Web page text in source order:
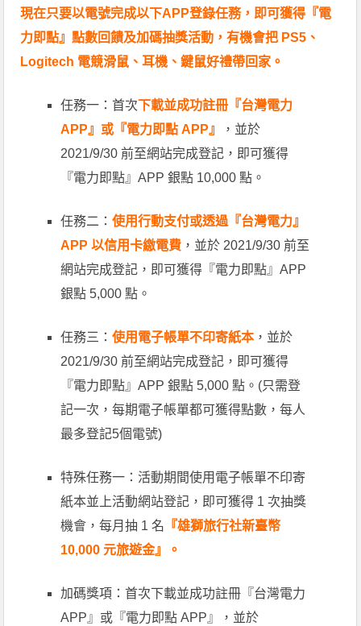
現在只要以電號完成以下APP登錄任務，即可獲得『電
力即點』點數回饋及加碼抽獎活動，有機會把 PS5、
Logitech 電競滑鼠、耳機、鍵鼠好禮帶回家。
任務一：首次下載並成功註冊『台灣電力
APP』或『電力即點 APP』
，並於
2021/9/30 前至網站完成登記，即可獲得
『電力即點』APP 銀點 10,000 點。
任務二：使用行動支付或透過『台灣電力』
APP 以信用卡繳電費 ，並於 2021/9/30 前至
網站完成登記，即可獲得『電力即點』APP
銀點 5,000 點。
任務三：使用電子帳單不印寄紙本，並於
2021/9/30 前至網站完成登記，即可獲得
『電力即點』APP 銀點 5,000 點。(只需登
記一次，每期電子帳單都可獲得點數，每人
最多登記5個電號)
特殊任務一：活動期間使用電子帳單不印寄
紙本並上活動網站登記，即可獲得 1 次抽獎
機會，每月抽 1 名 『雄獅旅行社新臺幣
10,000 元旅遊金』。
加碼獎項：首次下載並成功註冊『台灣電力
APP』或『電力即點 APP』，並於